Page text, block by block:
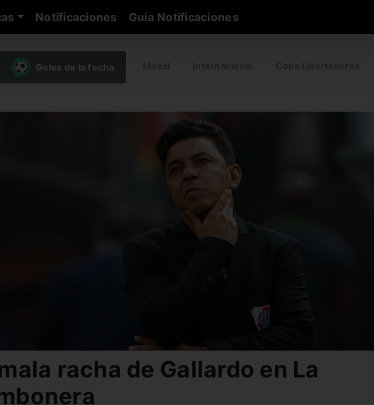
Notificaciones Guia Notificaciones
Goles de la fecha
racha de Gallardo en La